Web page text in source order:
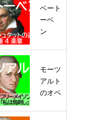
ロンは
ベート
ーベ
ン
シュタ
ットの
遺書」
モーツ
アルト
のオペ